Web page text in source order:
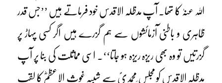
اللہ عنہٗ کا تھا۔ آپ مدظلہ الاقدس خود فرماتے ہیں ’’جس قدر
ظاہری و باطنی آزمائشوں سے ہم گزرے ہیں اگر کسی پہاڑ پر
گزرتیں تو وہ بھی ریزہ ریزہ ہو جاتا‘‘۔ اسی مماثلت کی بنا پر آپ
مدظلہ الاقدس کو مجلس ِمحمدیؐ سے شبیہ غوث الاعظمؓ کا لقب